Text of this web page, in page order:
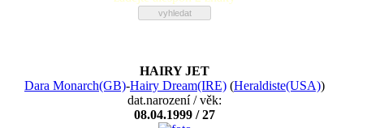
HAIRY JET
Dara Monarch(GB)-Hairy Dream(IRE) (Heraldiste(USA))
dat.narození / věk:
08.04.1999 / 27